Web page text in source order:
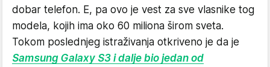
dobar telefon. E, pa ovo je vest za sve vlasnike tog
modela, kojih ima oko 60 miliona širom sveta.
Tokom poslednjeg istraživanja otkriveno je da je
Samsung Galaxy S3 i dalje bio jedan od